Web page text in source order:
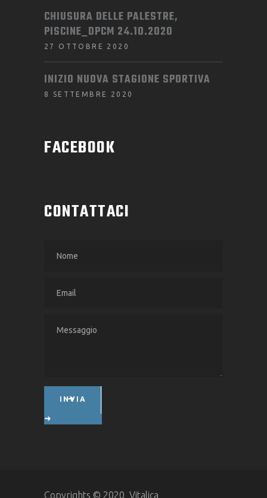
CHIUSURA DELLE PALESTRE,
PISCINE_DPCM 24.10.2020
27 OTTOBRE 2020
INIZIO NUOVA STAGIONE SPORTIVA
8 SETTEMBRE 2020
FACEBOOK
CONTATTACI
INVIA
Copyrights © 2020 Vitalica